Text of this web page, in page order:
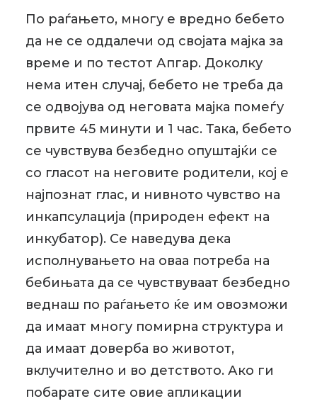
По раѓањето, многу е вредно бебето
да не се оддалечи од својата мајка за
време и по тестот Апгар. Доколку
нема итен случај, бебето не треба да
се одвојува од неговата мајка помеѓу
првите 45 минути и 1 час. Така, бебето
се чувствува безбедно опуштајќи се
со гласот на неговите родители, кој е
најпознат глас, и нивното чувство на
инкапсулација (природен ефект на
инкубатор). Се наведува дека
исполнувањето на оваа потреба на
бебињата да се чувствуваат безбедно
веднаш по раѓањето ќе им овозможи
да имаат многу помирна структура и
да имаат доверба во животот,
вклучително и во детството. Ако ги
побарате сите овие апликации